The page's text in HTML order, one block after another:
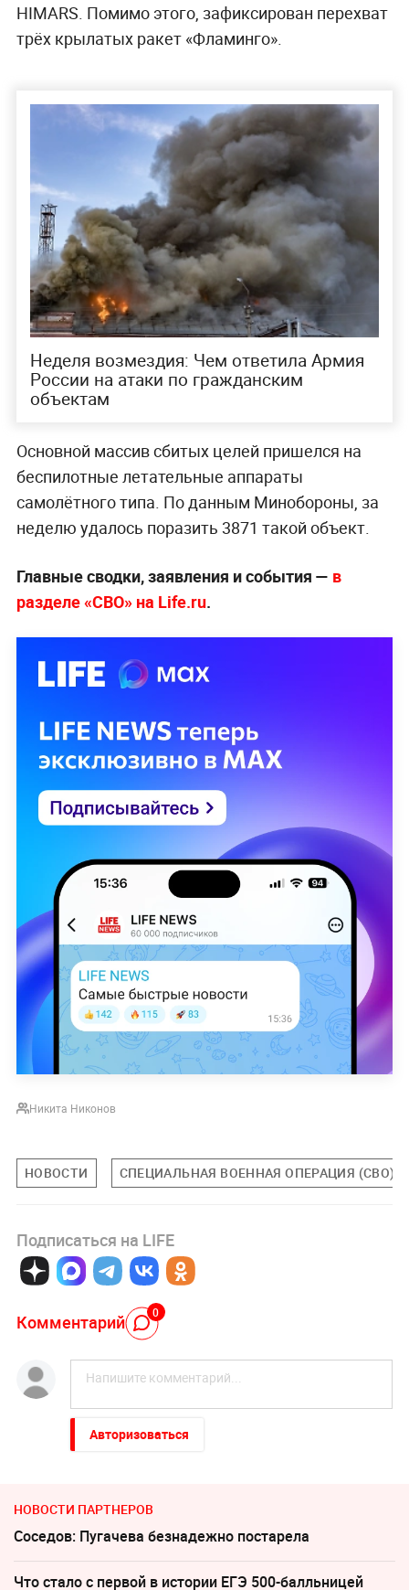
HIMARS. Помимо этого, зафиксирован перехват
трёх крылатых ракет «Фламинго».
Неделя возмездия: Чем ответила Армия
России на атаки по гражданским
объектам
Основной массив сбитых целей пришелся на
беспилотные летательные аппараты
самолётного типа. По данным Минобороны, за
неделю удалось поразить 3871 такой объект.
Главные сводки, заявления и события — в
разделе «СВО» на Life.ru.
Никита Никонов
НОВОСТИ СПЕЦИАЛЬНАЯ ВОЕННАЯ ОПЕРАЦИЯ (СВО)
Подписаться на LIFE
Комментарий 0
Авторизоваться
НОВОСТИ ПАРТНЕРОВ
Соседов: Пугачева безнадежно постарела
Что стало с первой в истории ЕГЭ 500-балльницей